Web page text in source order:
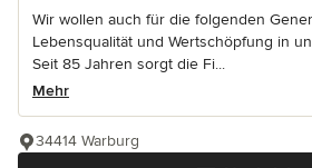
Wir wollen auch für die folgenden
Lebensqualität und Wertschöpfung in
Seit 85 Jahren sorgt die Fi...
Mehr
34414 Warburg